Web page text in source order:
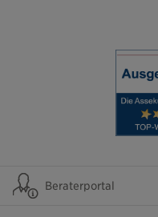
Beraterportal